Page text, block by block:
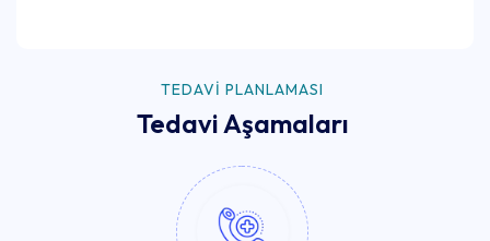
TEDAVI PLANLAMASI
Tedavi Aşamaları